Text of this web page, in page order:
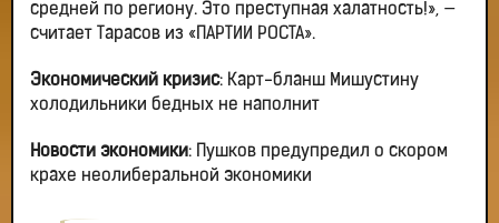
средней по региону. Это преступная халатность!», —
считает Тарасов из «ПАРТИИ РОСТА».
Экономический кризис: Карт-бланш Мишустину
холодильники бедных не наполнит
Новости экономики: Пушков предупредил о скором
крахе неолиберальной экономики